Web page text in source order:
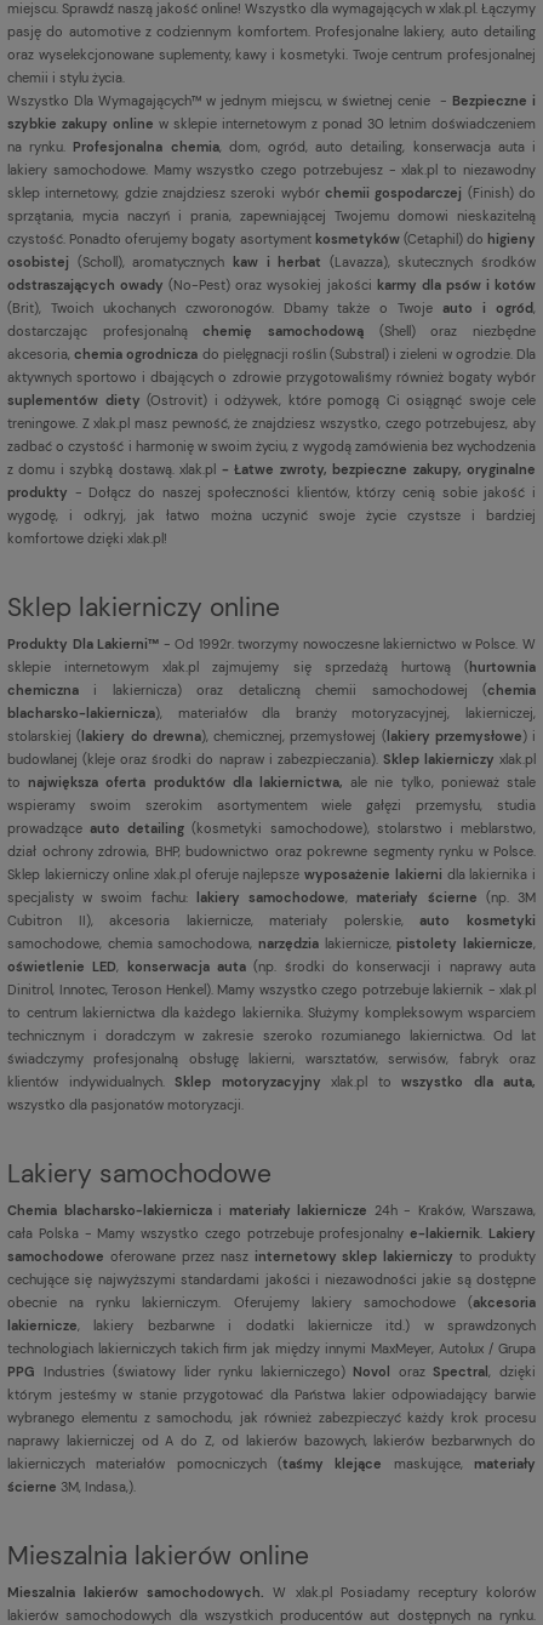
miejscu. Sprawdź naszą jakość online! Wszystko dla wymagających w xlak.pl. Łączymy
pasję do automotive z codziennym komfortem. Profesjonalne lakiery, auto detailing
oraz wyselekcjonowane suplementy, kawy i kosmetyki. Twoje centrum profesjonalnej
chemii i stylu życia.
Wszystko Dla Wymagających™ w jednym miejscu, w świetnej cenie - Bezpieczne i
szybkie zakupy online w sklepie internetowym z ponad 30 letnim doświadczeniem
na rynku. Profesjonalna chemia, dom, ogród, auto detailing, konserwacja auta i
lakiery samochodowe. Mamy wszystko czego potrzebujesz - xlak.pl to niezawodny
sklep internetowy, gdzie znajdziesz szeroki wybórchemii gospodarczej (Finish) do
sprzątania, mycia naczyń i prania, zapewniającej Twojemu domowi nieskazitelną
czystość. Ponadto oferujemy bogaty asortyment kosmetyków (Cetaphil) do higieny
osobistej (Scholl), aromatycznych kaw i herbat (Lavazza), skutecznych środków
odstraszających owady(No-Pest) oraz wysokiej jakości karmy dla psów i kotów
(Brit), Twoich ukochanych czworonogów. Dbamy także o Twojeauto i ogród,
dostarczając profesjonalnąchemię samochodową (Shell) oraz niezbędne
akcesoria,chemia ogrodnicza do pielęgnacji roślin (Substral) i zieleni w ogrodzie. Dla
aktywnych sportowo i dbających o zdrowie przygotowaliśmy również bogaty wybór
suplementów diety (Ostrovit) i odżywek, które pomogą Ci osiągnąć swoje cele
treningowe. Z xlak.pl masz pewność, że znajdziesz wszystko, czego potrzebujesz, aby
zadbać o czystość i harmonię w swoim życiu, z wygodą zamówienia bez wychodzenia
z domu i szybką dostawą. xlak.pl - Łatwe zwroty, bezpieczne zakupy, oryginalne
produkty - Dołącz do naszej społeczności klientów, którzy cenią sobie jakość i
wygodę, i odkryj, jak łatwo można uczynić swoje życie czystsze i bardziej
komfortowe dzięki xlak.pl!
Sklep lakierniczy online
Produkty Dla Lakierni™ - Od 1992r. tworzymy nowoczesne lakiernictwo w Polsce. W
sklepie internetowym xlak.pl zajmujemy się sprzedażą hurtową ( hurtownia
chemiczna i lakiernicza) oraz detaliczną chemii samochodowej (chemia
blacharsko-lakiernicza), materiałów dla branży motoryzacyjnej, lakierniczej,
stolarskiej ( lakiery do drewna), chemicznej, przemysłowej ( lakiery przemysłowe) i
budowlanej (kleje oraz środki do napraw i zabezpieczania). Sklep lakierniczy xlak.pl
tonajwiększa oferta produktów dla lakiernictwa,ale nie tylko, ponieważ stale
wspieramy swoim szerokim asortymentem wiele gałęzi przemysłu, studia
prowadząceauto detailing(kosmetyki samochodowe), stolarstwo i meblarstwo,
dział ochrony zdrowia, BHP, budownictwo oraz pokrewne segmenty rynku w Polsce.
Sklep lakierniczy online xlak.pl oferuje najlepszewyposażenie lakierni dla lakiernika i
specjalisty w swoim fachu:
lakiery samochodowe,materiały ścierne (np. 3M
Cubitron II), akcesoria lakiernicze, materiały polerskie,auto kosmetyki
samochodowe, chemia samochodowa, narzędzia lakiernicze,pistolety lakiernicze,
oświetlenie LED, konserwacja auta(np. środki do konserwacji i naprawy auta
Dinitrol, Innotec, Teroson Henkel). Mamy wszystko czego potrzebuje lakiernik - xlak.pl
to centrum lakiernictwa dla każdego lakiernika. Służymy kompleksowym wsparciem
technicznym i doradczym w zakresie szeroko rozumianego lakiernictwa. Od lat
świadczymy profesjonalną obsługę lakierni, warsztatów, serwisów, fabryk oraz
klientów indywidualnych. Sklep motoryzacyjny xlak.pl to wszystko dla auta,
wszystko dla pasjonatów motoryzacji.
Lakiery samochodowe
Chemia blacharsko-lakierniczai materiały lakiernicze 24h - Kraków, Warszawa,
cała Polska - Mamy wszystko czego potrzebuje profesjonalnye-lakiernik. Lakiery
samochodowe oferowane przez nasz internetowy sklep lakierniczy to produkty
cechujące się najwyższymi standardami jakości i niezawodności jakie są dostępne
obecnie na rynku lakierniczym. Oferujemy lakiery samochodowe (akcesoria
lakiernicze, lakiery bezbarwne i dodatki lakiernicze itd.) w sprawdzonych
technologiach lakierniczych takich firm jak między innymi MaxMeyer, Autolux / Grupa
PPG Industries (światowy lider rynku lakierniczego) Novol orazSpectral, dzięki
którym jesteśmy w stanie przygotować dla Państwa lakier odpowiadający barwie
wybranego elementu z samochodu, jak również zabezpieczyć każdy krok procesu
naprawy lakierniczej od A do Z, od lakierów bazowych, lakierów bezbarwnych do
lakierniczych materiałów pomocniczych (taśmy klejące maskujące,materiały
ścierne 3M, Indasa,).
Mieszalnia lakierów online
Mieszalnia lakierów samochodowych. W xlak.pl Posiadamy receptury kolorów
lakierów samochodowych dla wszystkich producentów aut dostępnych na rynku.